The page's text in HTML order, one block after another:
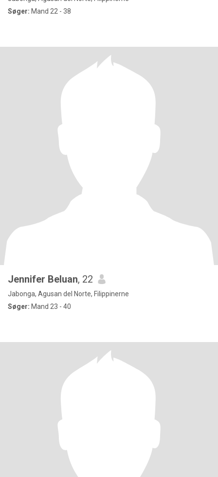
Søger: Mand 22 - 38
Jennifer Beluan, 22
Jabonga, Agusan del Norte, Filippinerne
Søger: Mand 23 - 40